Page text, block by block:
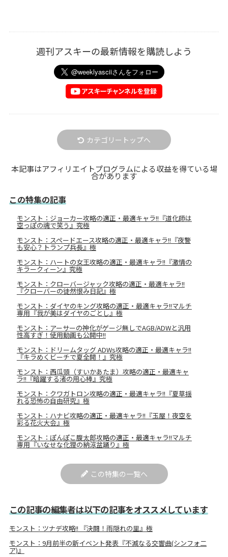
週刊アスキーの最新情報を購読しよう
カテゴリートップへ
本記事はアフィリエイトプログラムによる収益を得ている場
合があります
この特集の記事
モンスト：ジョーカー攻略の適正・最適キャラ!!『道化師は
空っぽの魂で笑う』究極
モンスト：スペードエース攻略の適正・最適キャラ!!『夜警
も安心？トランプ兵長』極
モンスト：ハートの女王攻略の適正・最適キャラ!!『激情の
キラークィーン』究極
モンスト：クローバージャック攻略の適正・最適キャラ!!
『クローバーの徒然恨み日記』極
モンスト：ダイヤのキング攻略の適正・最適キャラ!!マルチ
専用『我が美はダイヤのごとし』極
モンスト：アーサーの神化がゲージ無しでAGB/ADWと汎用
性高すぎ！使用動画も公開中!!
モンスト：ドリームタッグ ADWs攻略の適正・最適キャラ!!
『キラめくビーチで夏全開！』究極
モンスト：西瓜頭（すいかあたま）攻略の適正・最適キャ
ラ!!『暗躍する渚の用心棒』究極
モンスト：クワガトロン攻略の適正・最適キャラ!!『夏草揺
れる恐怖の自由研究』極
モンスト：ハナビ攻略の適正・最適キャラ!!『玉屋！夜空を
彩る花火大会』極
モンスト：ぽんぽこ腹太郎攻略の適正・最適キャラ!!マルチ
専用『いなせな化狸の納涼盆踊り』極
この特集の一覧へ
この記事の編集者は以下の記事をオススメしています
モンスト：ツナデ攻略!! 『決闘！雨隠れの里』極
モンスト：9月前半の新イベント発表『不滅なる交響曲(シンフォ二
ア)』